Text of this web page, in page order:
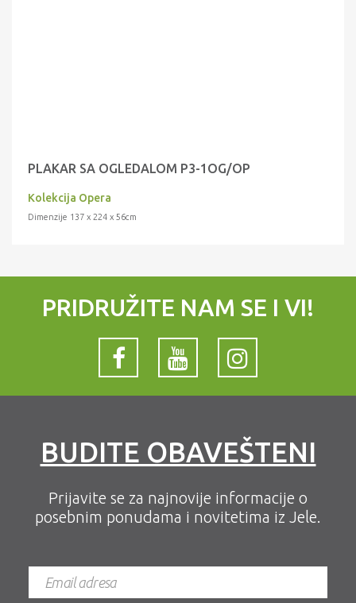
PLAKAR SA OGLEDALOM P3-1OG/OP
Kolekcija Opera
Dimenzije 137 x 224 x 56cm
PRIDRUŽITE NAM SE I VI!
BUDITE OBAVEŠTENI
Prijavite se za najnovije informacije o
posebnim ponudama i novitetima iz Jele.